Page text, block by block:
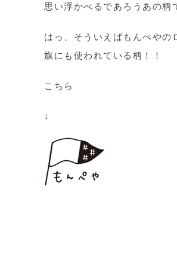
思い浮かべるであろうあの柄
はっ、そういえばもんぺやの
旗にも使われている柄！！
こちら
↓